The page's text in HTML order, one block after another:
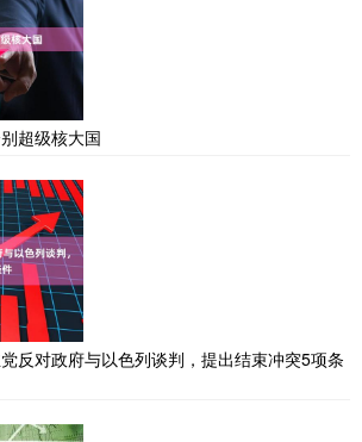
超级核大国
反对政府与以色列谈判，提出结束冲突5项条